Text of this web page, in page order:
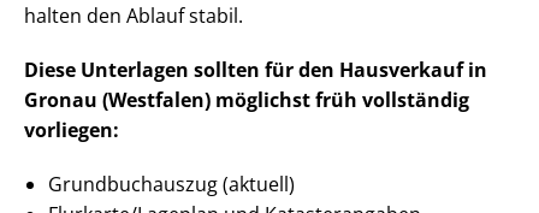
halten den Ablauf stabil.
Diese Unterlagen sollten für den Hausverkauf in
Gronau (Westfalen) möglichst früh vollständig
vorliegen:
Grundbuchauszug (aktuell)